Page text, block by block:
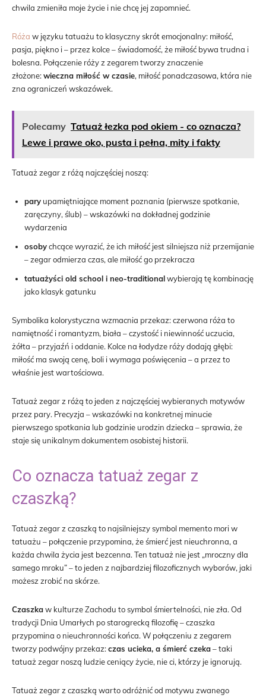
chwila zmieniła moje życie i nie chcę jej zapomnieć.
Róża w języku tatuażu to klasyczny skrót emocjonalny: miłość,
pasja, piękno i – przez kolce – świadomość, że miłość bywa trudna i
bolesna. Połączenie róży z zegarem tworzy znaczenie
złożone:wieczna miłość w czasie, miłość ponadczasowa, która nie
zna ograniczeń wskazówek.
Polecamy Tatuaż łezka pod okiem - co oznacza?
Lewe i prawe oko, pusta i pełna, mity i fakty
Tatuaż zegar z różą najczęściej noszą:
pary upamiętniające moment poznania (pierwsze spotkanie,
zaręczyny, ślub) – wskazówki na dokładnej godzinie
wydarzenia
osobychcące wyrazić, że ich miłość jest silniejsza niż przemijanie
– zegar odmierza czas, ale miłość go przekracza
tatuażyści old school i neo-traditionalwybierają tę kombinację
jako klasyk gatunku
Symbolika kolorystyczna wzmacnia przekaz: czerwona róża to
namiętność i romantyzm, biała – czystość i niewinność uczucia,
żółta – przyjaźń i oddanie. Kolce na łodydze róży dodają głębi:
miłość ma swoją cenę, boli i wymaga poświęcenia – a przez to
właśnie jest wartościowa.
Tatuaż zegar z różą to jeden z najczęściej wybieranych motywów
przez pary. Precyzja – wskazówki na konkretnej minucie
pierwszego spotkania lub godzinie urodzin dziecka – sprawia, że
staje się unikalnym dokumentem osobistej historii.
Co oznacza tatuaż zegar z
czaszką?
Tatuaż zegar z czaszką to najsilniejszy symbol memento mori w
tatuażu – połączenie przypomina, że śmierć jest nieuchronna, a
każda chwila życia jest bezcenna. Ten tatuaż nie jest „mroczny dla
samego mroku” – to jeden z najbardziej filozoficznych wyborów, jaki
możesz zrobić na skórze.
Czaszkaw kulturze Zachodu to symbol śmiertelności, nie zła. Od
tradycji Dnia Umarłych po starogrecką filozofię – czaszka
przypomina o nieuchronności końca. W połączeniu z zegarem
tworzy podwójny przekaz:czas ucieka, a śmierć czeka– taki
tatuaż zegar noszą ludzie ceniący życie, nie ci, którzy je ignorują.
Tatuaż zegar z czaszką warto odróżnić od motywu zwanego